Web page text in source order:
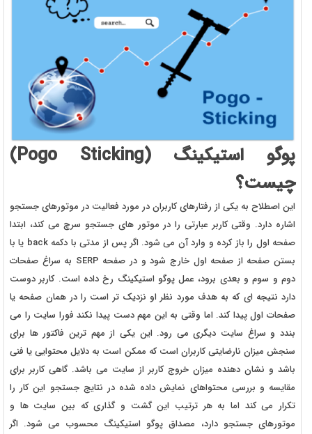
پوگو استیکینگ (Pogo Sticking)
چیست؟
این اصطلاح به یکی از رفتارهای کاربران در مورد فعالیت در موتورهای جستجو
اشاره دارد. وقتی کاربر عبارتی را در موتور های جستجو سرچ می کند، ابتدا
صفحه اول را باز کرده و وارد آن می شود. اگر پس از مدتی با دکمه back یا با
بستن صفحه از صفحه اول خارج شود و در صفحه SERP به سراغ صفحات
دوم و سوم و بعدی برود، عمل پوگو استیکینگ رخ داده است. کاربر دوست
دارد نتیجه ای که به هدف مورد نظر او نزدیک تر است را در همان صفحه یا
صفحات اول پیدا کند. اما وقتی به این مهم دست پیدا نکند فورا سایت را می
بندد و سراغ سایت دیگری می رود. این یکی از مهم ترین فاکتور ها برای
سنجش میزان نارضایتی کاربران است که ممکن است به دلایل محتوایی یا فنی
باشد و نشان دهنده میزان خروج کاربر از سایت می باشد. گاهی کاربر برای
مقایسه و بررسی محتواهای نمایش داده شده در نتایج جستجو این کار را
تکرار می کند اما به هر ترتیب این گشت و گذاری که بین سایت ها و
موتورهای جستجو دارد، مصداق پوگو استیکینگ محسوب می شود. اگر